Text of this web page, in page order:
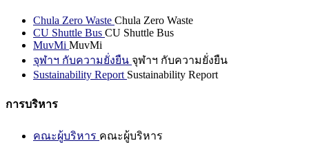
Chula Zero Waste Chula Zero Waste
CU Shuttle Bus CU Shuttle Bus
MuvMi MuvMi
จุฬาฯ กับความยั่งยืน จุฬาฯ กับความยั่งยืน
Sustainability Report Sustainability Report
การบริหาร
คณะผู้บริหาร คณะผู้บริหาร